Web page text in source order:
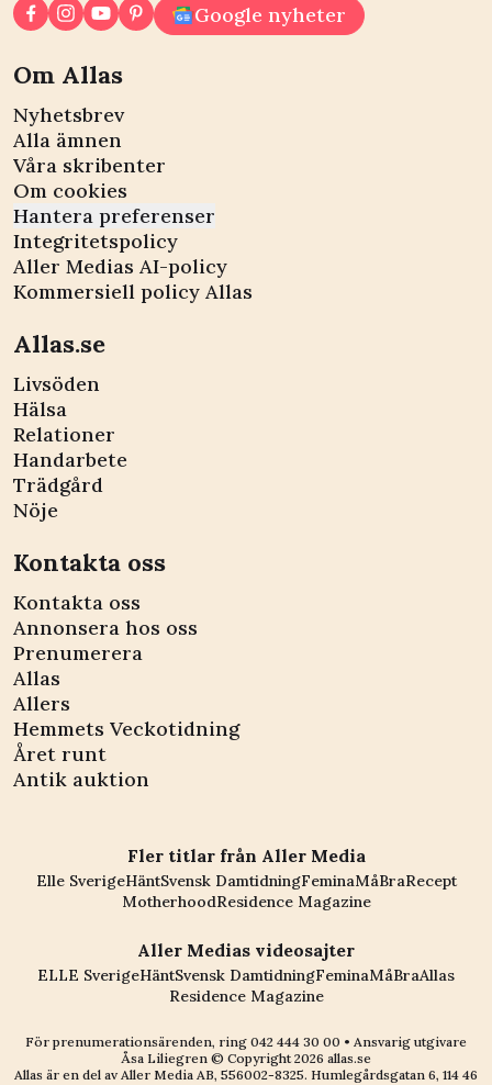
Google nyheter
Om Allas
Nyhetsbrev
Alla ämnen
Våra skribenter
Om cookies
Hantera preferenser
Integritetspolicy
Aller Medias AI-policy
Kommersiell policy Allas
Allas.se
Livsöden
Hälsa
Relationer
Handarbete
Trädgård
Nöje
Kontakta oss
Kontakta oss
Annonsera hos oss
Prenumerera
Allas
Allers
Hemmets Veckotidning
Året runt
Antik auktion
Fler titlar från Aller Media
Elle SverigeHäntSvensk DamtidningFeminaMåBraRecept
MotherhoodResidence Magazine
Aller Medias videosajter
ELLE SverigeHäntSvensk DamtidningFeminaMåBraAllas
Residence Magazine
För prenumerationsärenden, ring 042 444 30 00 • Ansvarig utgivare
Åsa Liliegren © Copyright2026 allas.se
Allas är en del av Aller Media AB, 556002-8325. Humlegårdsgatan 6, 114 46